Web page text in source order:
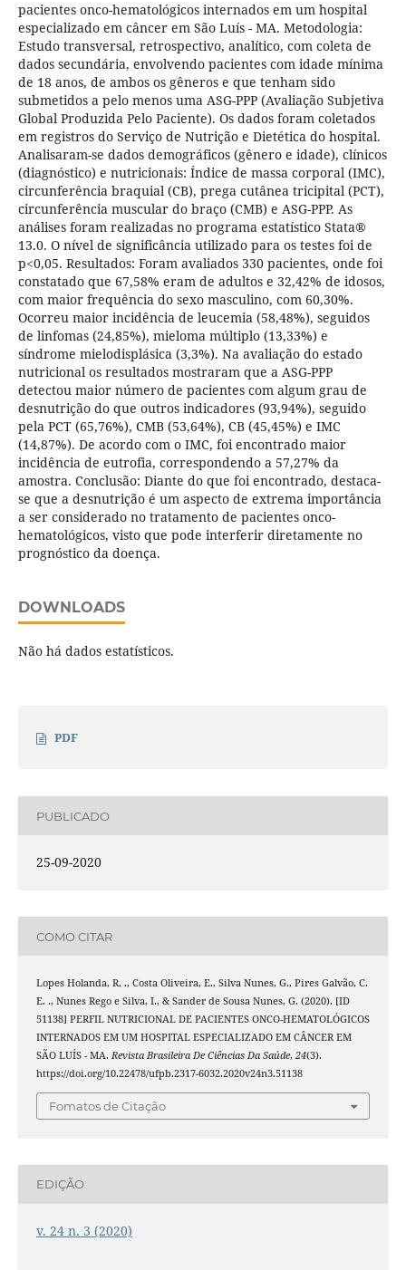
pacientes onco-hematológicos internados em um hospital
especializado em câncer em São Luís - MA. Metodologia:
Estudo transversal, retrospectivo, analítico, com coleta de
dados secundária, envolvendo pacientes com idade mínima
de 18 anos, de ambos os gêneros e que tenham sido
submetidos a pelo menos uma ASG-PPP (Avaliação Subjetiva
Global Produzida Pelo Paciente). Os dados foram coletados
em registros do Serviço de Nutrição e Dietética do hospital.
Analisaram-se dados demográficos (gênero e idade), clínicos
(diagnóstico) e nutricionais: Índice de massa corporal (IMC),
circunferência braquial (CB), prega cutânea tricipital (PCT),
circunferência muscular do braço (CMB) e ASG-PPP. As
análises foram realizadas no programa estatístico Stata®
13.0. O nível de significância utilizado para os testes foi de
p<0,05. Resultados: Foram avaliados 330 pacientes, onde foi
constatado que 67,58% eram de adultos e 32,42% de idosos,
com maior frequência do sexo masculino, com 60,30%.
Ocorreu maior incidência de leucemia (58,48%), seguidos
de linfomas (24,85%), mieloma múltiplo (13,33%) e
síndrome mielodisplásica (3,3%). Na avaliação do estado
nutricional os resultados mostraram que a ASG-PPP
detectou maior número de pacientes com algum grau de
desnutrição do que outros indicadores (93,94%), seguido
pela PCT (65,76%), CMB (53,64%), CB (45,45%) e IMC
(14,87%). De acordo com o IMC, foi encontrado maior
incidência de eutrofia, correspondendo a 57,27% da
amostra. Conclusão: Diante do que foi encontrado, destaca-
se que a desnutrição é um aspecto de extrema importância
a ser considerado no tratamento de pacientes onco-
hematológicos, visto que pode interferir diretamente no
prognóstico da doença.
DOWNLOADS
Não há dados estatísticos.
PDF
PUBLICADO
25-09-2020
COMO CITAR
Lopes Holanda, R. ., Costa Oliveira, E., Silva Nunes, G., Pires Galvão, C.
E. ., Nunes Rego e Silva, I., & Sander de Sousa Nunes, G. (2020). [ID
51138] PERFIL NUTRICIONAL DE PACIENTES ONCO-HEMATOLÓGICOS
INTERNADOS EM UM HOSPITAL ESPECIALIZADO EM CÂNCER EM
SÃO LUÍS - MA. Revista Brasileira De Ciências Da Saúde, 24(3).
https://doi.org/10.22478/ufpb.2317-6032.2020v24n3.51138
Fomatos de Citação
EDIÇÃO
v. 24 n. 3 (2020)